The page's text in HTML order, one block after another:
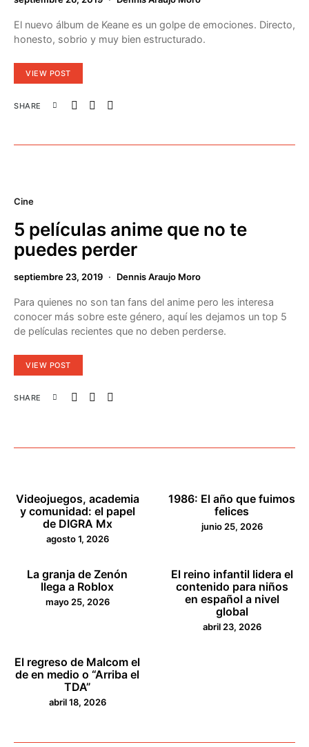
El nuevo álbum de Keane es un golpe de emociones. Directo,
honesto, sobrio y muy bien estructurado.
VIEW POST
SHARE
Cine
5 películas anime que no te
puedes perder
septiembre 23, 2019 Dennis Araujo Moro
Para quienes no son tan fans del anime pero les interesa
conocer más sobre este género, aquí les dejamos un top 5
de películas recientes que no deben perderse.
VIEW POST
SHARE
Videojuegos, academia
y comunidad: el papel
de DIGRA Mx
agosto 1, 2026
1986: El año que fuimos
felices
junio 25, 2026
La granja de Zenón
llega a Roblox
mayo 25, 2026
El reino infantil lidera el
contenido para niños
en español a nivel
global
abril 23, 2026
El regreso de Malcom el
de en medio o “Arriba el
TDA”
abril 18, 2026